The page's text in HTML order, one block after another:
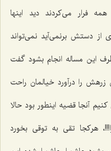
فرار می‌كردند دید اینها
از دستش برنمی‌آید نمی‌تواند
این مساله انجام بشود گفت
را درآورد خیالمان راحت
آنجا قضیه اینطور بود حالا
هركجا تقی به توقی بخورد